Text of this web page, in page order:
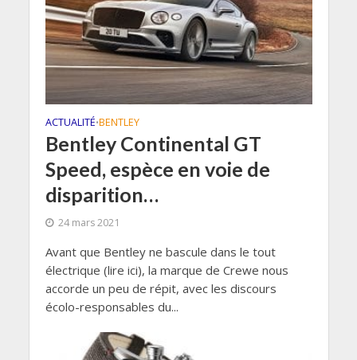
ACTUALITÉ•BENTLEY
Bentley Continental GT
Speed, espèce en voie de
disparition…
24 mars 2021
Avant que Bentley ne bascule dans le tout
électrique (lire ici), la marque de Crewe nous
accorde un peu de répit, avec les discours
écolo-responsables du...